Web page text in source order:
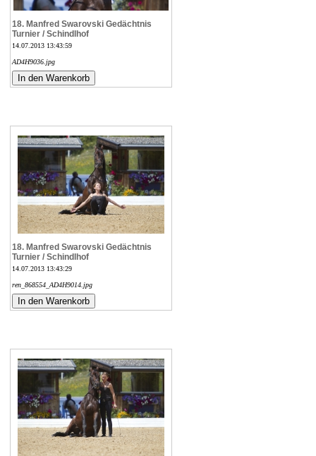
18. Manfred Swarovski Gedächtnis
Turnier / Schindlhof
14.07.2013 13:43:59
AD4H9036.jpg
18. Manfred Swarovski Gedächtnis
Turnier / Schindlhof
14.07.2013 13:43:29
ren_868554_AD4H9014.jpg